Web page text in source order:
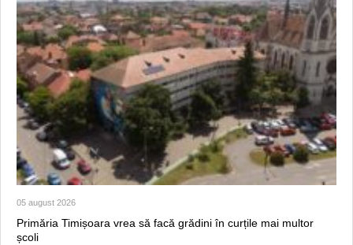
05 august 2026
Primăria Timișoara vrea să facă grădini în curțile mai multor
școli